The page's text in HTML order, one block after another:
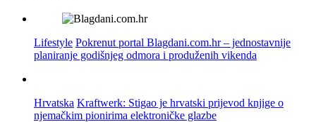
Lifestyle Pokrenut portal Blagdani.com.hr – jednostavnije
planiranje godišnjeg odmora i produženih vikenda
Hrvatska Kraftwerk: Stigao je hrvatski prijevod knjige o
njemačkim pionirima elektroničke glazbe